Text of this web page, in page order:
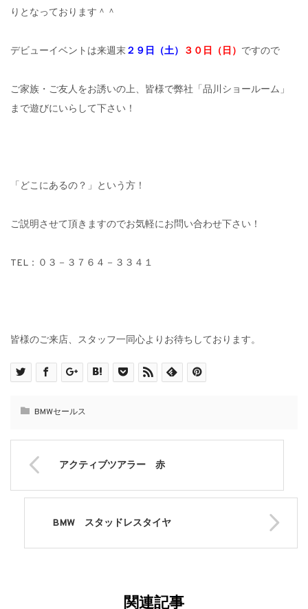
りとなっております＾＾
デビューイベントは来週末２９日（土） ３０日（日） ですので
ご家族・ご友人をお誘いの上、皆様で弊社「品川ショールーム」
まで遊びにいらして下さい！
「どこにあるの？」という方！
ご説明させて頂きますのでお気軽にお問い合わせ下さい！
TEL：０３－３７６４－３３４１
皆様のご来店、スタッフ一同心よりお待ちしております。
BMWセールス
アクティブツアラー 赤
BMW スタッドレスタイヤ
関連記事